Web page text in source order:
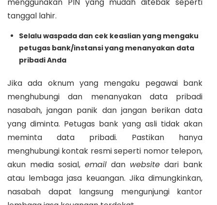
tanggal lahir.
Selalu waspada dan cek keaslian yang mengaku
petugas bank/instansi yang menanyakan data
pribadi Anda
Jika ada oknum yang mengaku pegawai bank
menghubungi dan menanyakan data pribadi
nasabah, jangan panik dan jangan berikan data
yang diminta. Petugas bank yang asli tidak akan
meminta data pribadi. Pastikan hanya
menghubungi kontak resmi seperti nomor telepon,
akun media sosial, email dan website dari bank
atau lembaga jasa keuangan. Jika dimungkinkan,
nasabah dapat langsung mengunjungi kantor